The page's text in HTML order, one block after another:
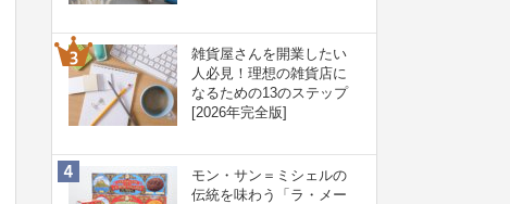
雑貨屋さんを開業したい
人必見！理想の雑貨店に
なるための13のステップ
[2026年完全版]
モン・サン＝ミシェルの
伝統を味わう「ラ・メー